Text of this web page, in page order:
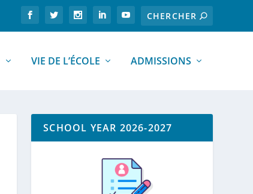
VIE DE L’ÉCOLE ADMISSIONS
SCHOOL YEAR 2026-2027